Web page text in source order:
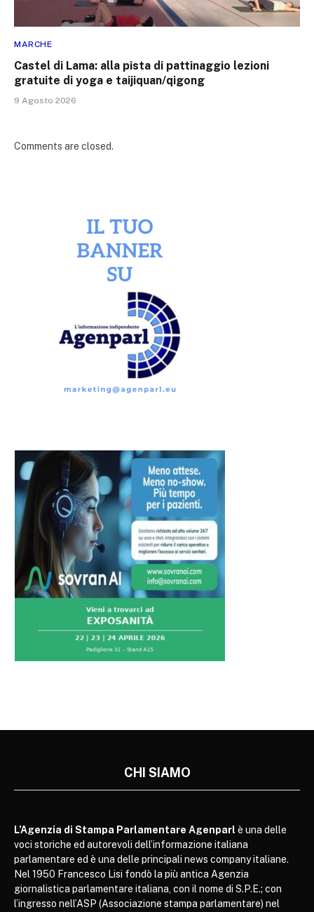
MARCHE
Castel di Lama: alla pista di pattinaggio lezioni
gratuite di yoga e taijiquan/qigong
9 Agosto 2026
Comments are closed.
CHI SIAMO
L’Agenzia di Stampa Parlamentare Agenparl è una delle
voci storiche ed autorevoli dell’informazione italiana
parlamentare ed è una delle principali news company italiane.
Nel 1950 Francesco Lisi fondò la più antica Agenzia
giornalistica parlamentare italiana, con il nome di S.P.E.; con
l’ingresso nell’ASP (Associazione stampa parlamentare) nel